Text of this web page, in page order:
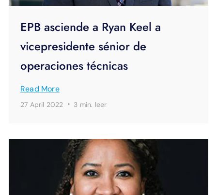
EPB asciende a Ryan Keel a
vicepresidente sénior de
operaciones técnicas
Read More
27 April 2022 · 3 min. leer